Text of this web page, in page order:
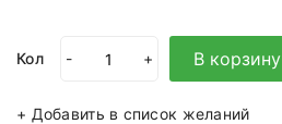
Кол - + В корзину
+ Добавить в список желаний